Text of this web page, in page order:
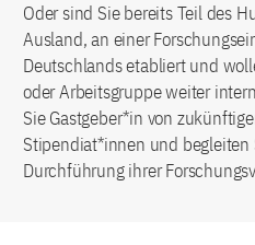
Oder sind Sie bereits Teil des
Ausland, an einer
Deutschlands etabliert und
oder Arbeitsgruppe weiter
Sie Gastgeber*in von
Stipendiat*innen und begleiten
Durchführung ihrer